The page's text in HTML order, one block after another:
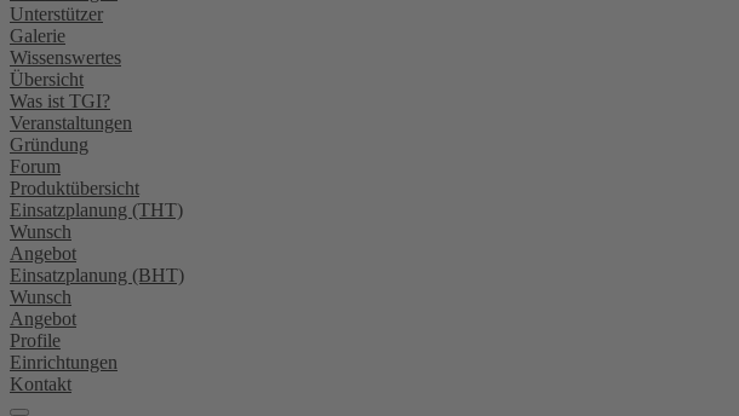
Unterstützer
Galerie
Wissenswertes
Übersicht
Was ist TGI?
Veranstaltungen
Gründung
Forum
Produktübersicht
Einsatzplanung (THT)
Wunsch
Angebot
Einsatzplanung (BHT)
Wunsch
Angebot
Profile
Einrichtungen
Kontakt